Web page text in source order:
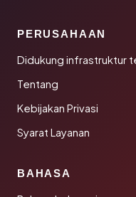
PERUSAHAAN
Didukung infrastruktur
Tentang
Kebijakan Privasi
Syarat Layanan
BAHASA